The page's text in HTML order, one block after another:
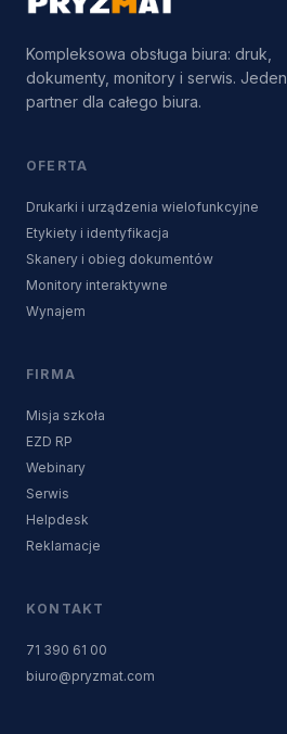
Kompleksowa obsługa biura: druk,
dokumenty, monitory i serwis. Jeden
partner dla całego biura.
OFERTA
Drukarki i urządzenia wielofunkcyjne
Etykiety i identyfikacja
Skanery i obieg dokumentów
Monitory interaktywne
Wynajem
FIRMA
Misja szkoła
EZD RP
Webinary
Serwis
Helpdesk
Reklamacje
KONTAKT
71 390 61 00
biuro@pryzmat.com